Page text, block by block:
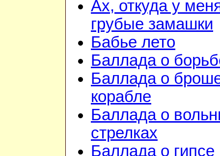
Ах, откуда у
грубые замашки
Бабье лето
Баллада о
Баллада о
корабле
Баллада о
стрелках
Баллада о гипсе